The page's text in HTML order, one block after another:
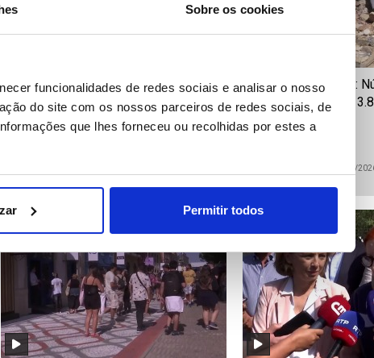
Sobre os cookies
funcionalidades de redes sociais e analisar o nosso
do site com os nossos parceiros de redes sociais, de
que lhes forneceu ou recolhidas por estes a
Permitir todos
ONU exige acesso a prisões no Sri
Lanka depois de violência
Venezuela/Sismo:
mortos sobe para
Date: 10/07/